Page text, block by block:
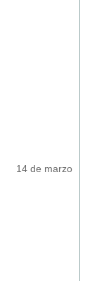
14 de marzo